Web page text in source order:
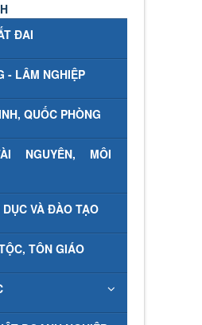
ĐAI
- LÂM NGHIỆP
QUỐC PHÒNG
NGUYÊN, MÔI
VÀ ĐÀO TẠO
TÔN GIÁO